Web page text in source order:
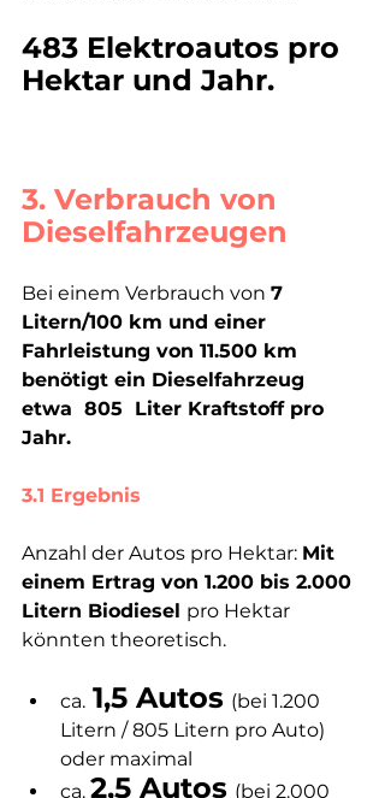
483 Elektroautos pro
Hektar und Jahr.
3. Verbrauch von
Dieselfahrzeugen
Bei einem Verbrauch von 7
Litern/100 km und einer
Fahrleistung von 11.500 km
benötigt ein Dieselfahrzeug
etwa  805  Liter Kraftstoff pro
Jahr.
3.1 Ergebnis
Anzahl der Autos pro Hektar: Mit
einem Ertrag von 1.200 bis 2.000
Litern Biodiesel pro Hektar
könnten theoretisch.
ca. 1,5 Autos (bei 1.200
Litern / 805 Litern pro Auto)
oder maximal
ca. 2,5 Autos (bei 2.000